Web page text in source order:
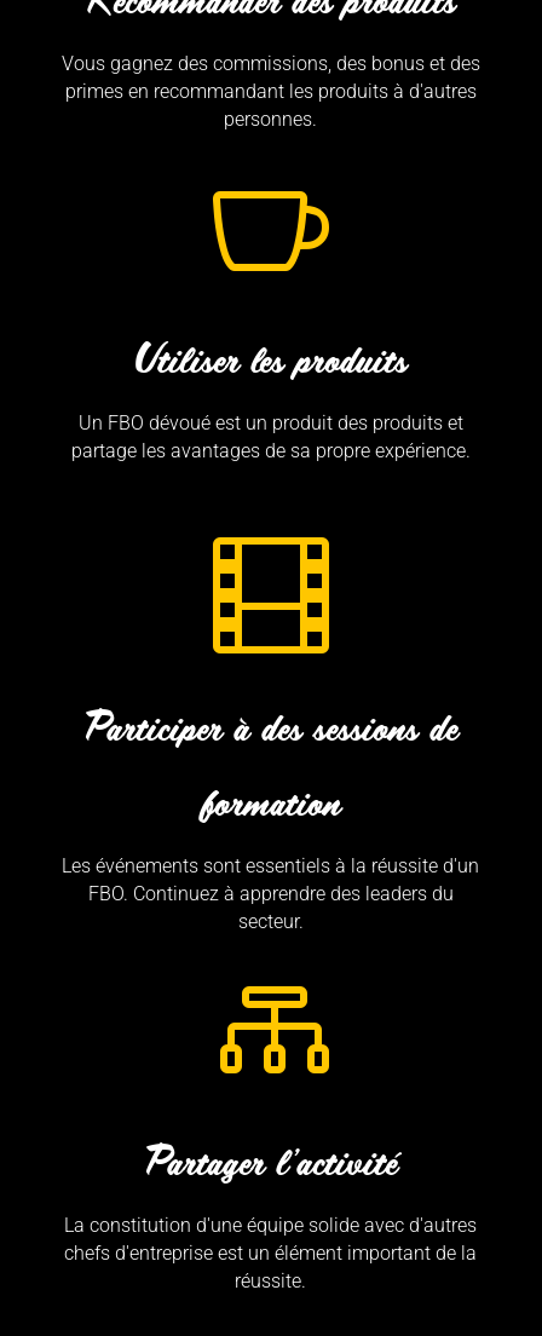
Vous gagnez des commissions, des bonus et des
primes en recommandant les produits à d'autres
personnes.

Utiliser les produits
Un FBO dévoué est un produit des produits et
partage les avantages de sa propre expérience.

Participer à des sessions de
formation
Les événements sont essentiels à la réussite d'un
FBO. Continuez à apprendre des leaders du
secteur.

Partager l'activité
La constitution d'une équipe solide avec d'autres
chefs d'entreprise est un élément important de la
réussite.